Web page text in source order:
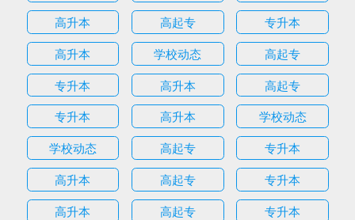
高升本
高起专
专升本
高升本
学校动态
高起专
专升本
高升本
高起专
专升本
高升本
学校动态
学校动态
高起专
专升本
高升本
高起专
专升本
高升本
高起专
专升本